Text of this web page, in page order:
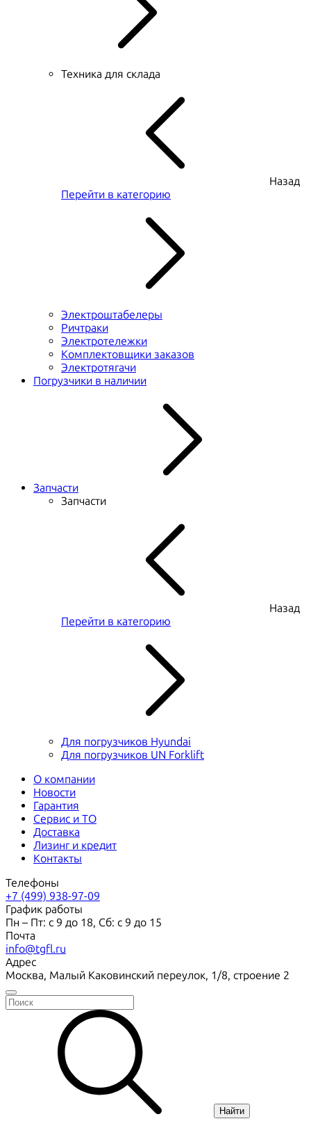
Техника для склада
Назад
Перейти в категорию
Электроштабелеры
Ричтраки
Электротележки
Комплектовщики заказов
Электротягачи
Погрузчики в наличии
Запчасти
Запчасти
Назад
Перейти в категорию
Для погрузчиков Hyundai
Для погрузчиков UN Forklift
О компании
Новости
Гарантия
Сервис и ТО
Доставка
Лизинг и кредит
Контакты
Телефоны
+7 (499) 938-97-09
График работы
Пн – Пт: с 9 до 18, Сб: с 9 до 15
Почта
info@tgfl.ru
Адрес
Москва, Малый Каковинский переулок, 1/8, строение 2
Найти